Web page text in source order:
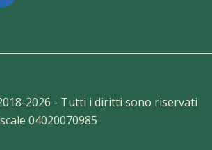
2026 - Tutti i diritti sono riservati
04020070985